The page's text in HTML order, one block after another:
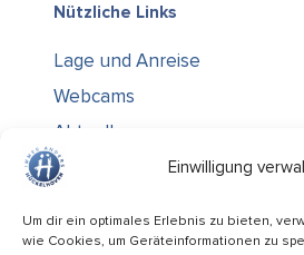
Einwilligung
Um dir ein optimales Erlebnis zu bieten,
wie Cookies, um Geräteinformationen zu
Nützliche Links
Lage und Anreise
Webcams
Aktuelles
Über uns
Kontakt / Öffnungszeiten
Alle Ämter